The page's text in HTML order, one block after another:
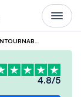
4.8/5